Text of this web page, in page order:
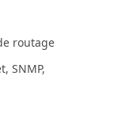
routage
SNMP,